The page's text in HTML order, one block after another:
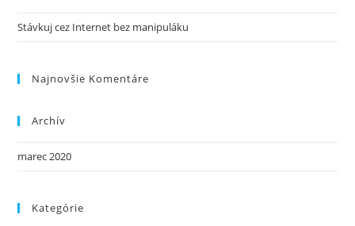
Stávkuj cez Internet bez manipuláku
Najnovšie Komentáre
Archív
marec 2020
Kategórie